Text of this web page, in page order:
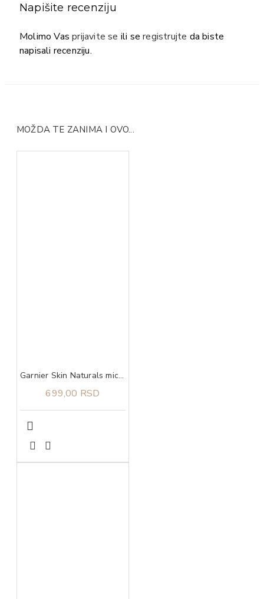
Napišite recenziju
Molimo Vasprijavite se ili seregistrujte da biste
napisali recenziju.
MOŽDA TE ZANIMA I OVO...
Garnier Skin Naturals micelarna voda za osetljivu kožu 400 ml
699,00 RSD